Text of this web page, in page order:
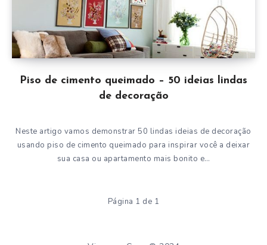
Piso de cimento queimado – 50 ideias lindas
de decoração
Neste artigo vamos demonstrar 50 lindas ideias de decoração
usando piso de cimento queimado para inspirar você a deixar
sua casa ou apartamento mais bonito e…
Página 1 de 1